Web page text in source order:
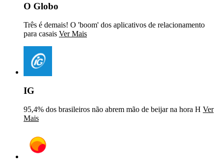
O Globo
Três é demais! O 'boom' dos aplicativos de relacionamento
para casais Ver Mais
IG
95,4% dos brasileiros não abrem mão de beijar na hora H Ver
Mais